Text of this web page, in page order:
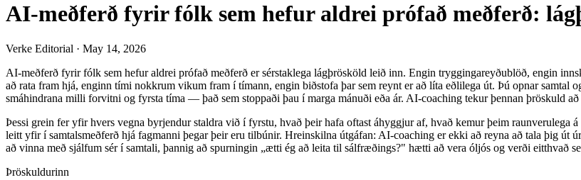
AI-meðferð fyrir fólk sem hefur aldrei prófað meðferð:
Verke Editorial · May 14, 2026
AI-meðferð fyrir fólk sem hefur aldrei prófað meðferð er sérstaklega lágþrösköld leið inn. Engin tryggingareyðublöð, engin
að rata fram hjá, enginn tími nokkrum vikum fram í tímann, engin biðstofa þar sem reynt er að líta eðlilega út. Þú opnar
smáhindrana milli forvitni og fyrsta tíma — það sem stoppaði þau í marga mánuði eða ár. AI-coaching tekur þennan þröskuld
Þessi grein fer yfir hvers vegna byrjendur staldra við í fyrstu, hvað þeir hafa oftast áhyggjur af, hvað kemur þeim raunverulega
leitt yfir í samtalsmeðferð hjá fagmanni þegar þeir eru tilbúnir. Hreinskilna útgáfan: AI-coaching er ekki að reyna að tala þig
að vinna með sjálfum sér í samtali, þannig að spurningin „ætti ég að leita til sálfræðings?" hætti að vera óljós og verði eitthvað
Þröskuldurinn